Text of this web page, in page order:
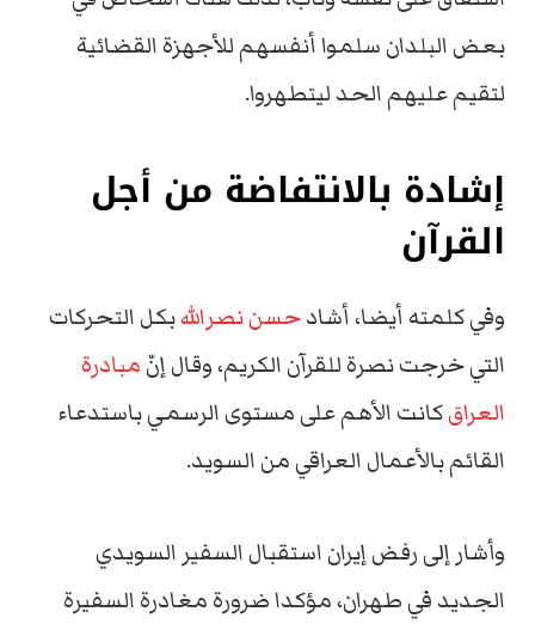
بعض البلدان سلموا أنفسهم للأجهزة القضائية
لتقيم عليهم الحد ليتطهروا.
إشادة بالانتفاضة من أجل
القرآن
وفي كلمته أيضا، أشادحسن نصراللهبكل التحركات
التي خرجت نصرة للقرآن الكريم، وقال إنّمبادرة
العراقكانت الأهم على مستوى الرسمي باستدعاء
القائم بالأعمال العراقي من السويد.
وأشار إلى رفض إيران استقبال السفير السويدي
الجديد في طهران، مؤكدا ضرورة مغادرة السفيرة